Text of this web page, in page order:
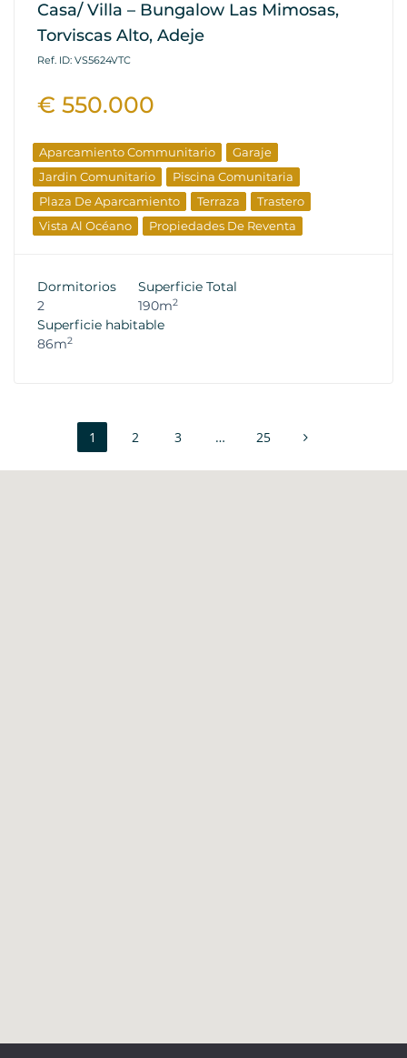
Casa/ Villa – Bungalow Las Mimosas,
Torviscas Alto, Adeje
Ref. ID: VS5624VTC
€ 550.000
Aparcamiento Communitario
Garaje
Jardin Comunitario
Piscina Comunitaria
Plaza De Aparcamiento
Terraza
Trastero
Vista Al Océano
Propiedades De Reventa
Dormitorios
2
Superficie Total
190m2
Superficie habitable
86m2
1 2 3 … 25